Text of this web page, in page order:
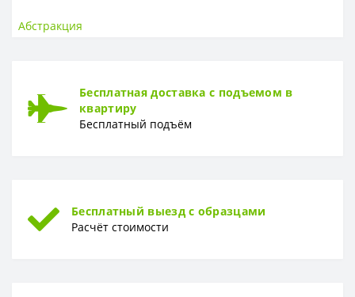
Основа
РУЛОН
Абстракция
Бесплатная доставка с подъемом в
квартиру
Бесплатный подъём
Бесплатный выезд с образцами
Расчёт стоимости